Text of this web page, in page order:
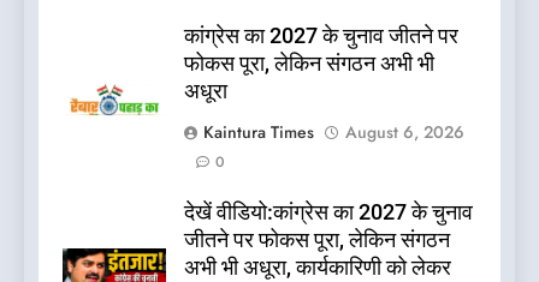
कांग्रेस का 2027 के चुनाव जीतने पर
फोकस पूरा, लेकिन संगठन अभी भी
अधूरा
Kaintura Times
August 6, 2026
0
देखें वीडियो:कांग्रेस का 2027 के चुनाव
जीतने पर फोकस पूरा, लेकिन संगठन
अभी भी अधूरा, कार्यकारिणी को लेकर